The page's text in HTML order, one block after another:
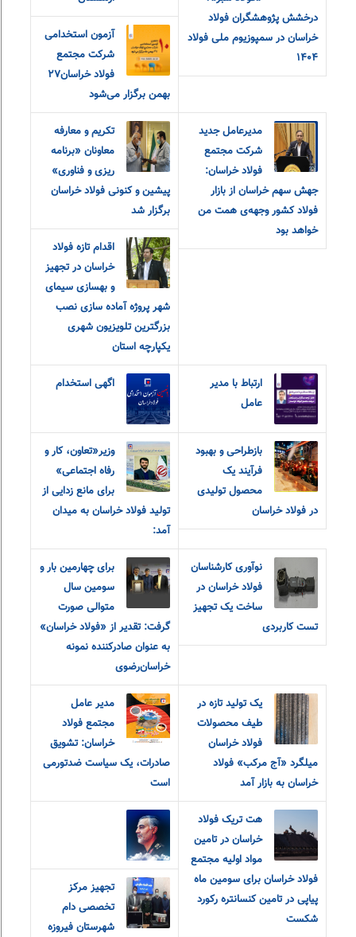
درخشش پژوهشگران فولاد
خراسان در سمپوزیوم ملی فولاد
۱۴۰۴
آزمون استخدامی
شرکت مجتمع
فولاد خراسان۲۷
بهمن برگزار می‌شود
مدیرعامل جدید
شرکت مجتمع
فولاد خراسان:
جهش سهم خراسان از بازار
فولاد کشور وجهه‌ی همت من
خواهد بود
تکریم و معارفه
معاونان «برنامه
ریزی و فناوری»
پیشین و کنونی فولاد خراسان
برگزار شد
اقدام تازه فولاد
خراسان در تجهیز
و بهسازی سیمای
شهر پروژه آماده سازی نصب
بزرگترین تلویزیون شهری
یکپارچه استان
ارتباط با مدیر
عامل
اگهی استخدام
بازطراحی و بهبود
فرآیند یک
محصول تولیدی
در فولاد خراسان
وزیر«تعاون، کار و
رفاه اجتماعی»
برای مانع زدایی از
تولید فولاد خراسان به میدان
آمد:
نوآوری کارشناسان
فولاد خراسان در
ساخت یک تجهیز
تست کاربردی
برای چهارمین بار و
سومین سال
متوالی صورت
گرفت: تقدیر از «فولاد خراسان»
به عنوان صادرکننده نمونه
خراسان‌رضوی
یک تولید تازه در
طیف محصولات
فولاد خراسان
میلگرد «آج مرکب» فولاد
خراسان به بازار آمد
مدیر عامل
مجتمع فولاد
خراسان: تشویق
صادرات، یک سیاست ضدتورمی
است
هت تریک فولاد
خراسان در تامین
مواد اولیه مجتمع
فولاد خراسان برای سومین ماه
پیاپی در تامین کنسانتره رکورد
شکست
تجهیز مرکز
تخصصی دام
شهرستان فیروزه